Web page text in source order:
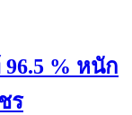
% หนัก
ร